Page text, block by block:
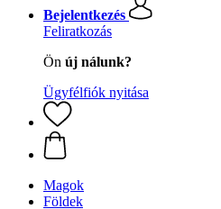
Bejelentkezés
Feliratkozás
Ön új nálunk?
Ügyfélfiók nyitása
Magok
Földek